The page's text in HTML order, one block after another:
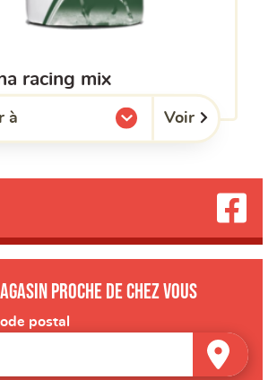
racing mix
à
mes listes. Voir
proche de chez vous
postal